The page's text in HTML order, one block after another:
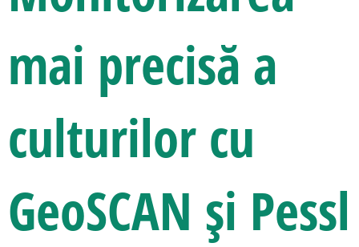
mai precisă a
culturilor cu
GeoSCAN și Pessl